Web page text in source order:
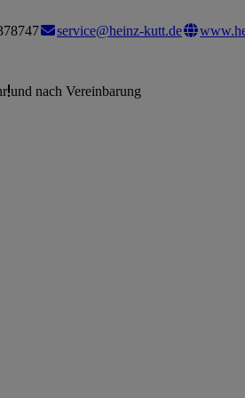
service@heinz-kutt.de
und nach Vereinbarung